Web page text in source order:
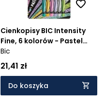
Cienkopisy BIC Intensity
Fine, 6 kolorów - Pastel
(950445)
Bic
21,41 zł
Do koszyka